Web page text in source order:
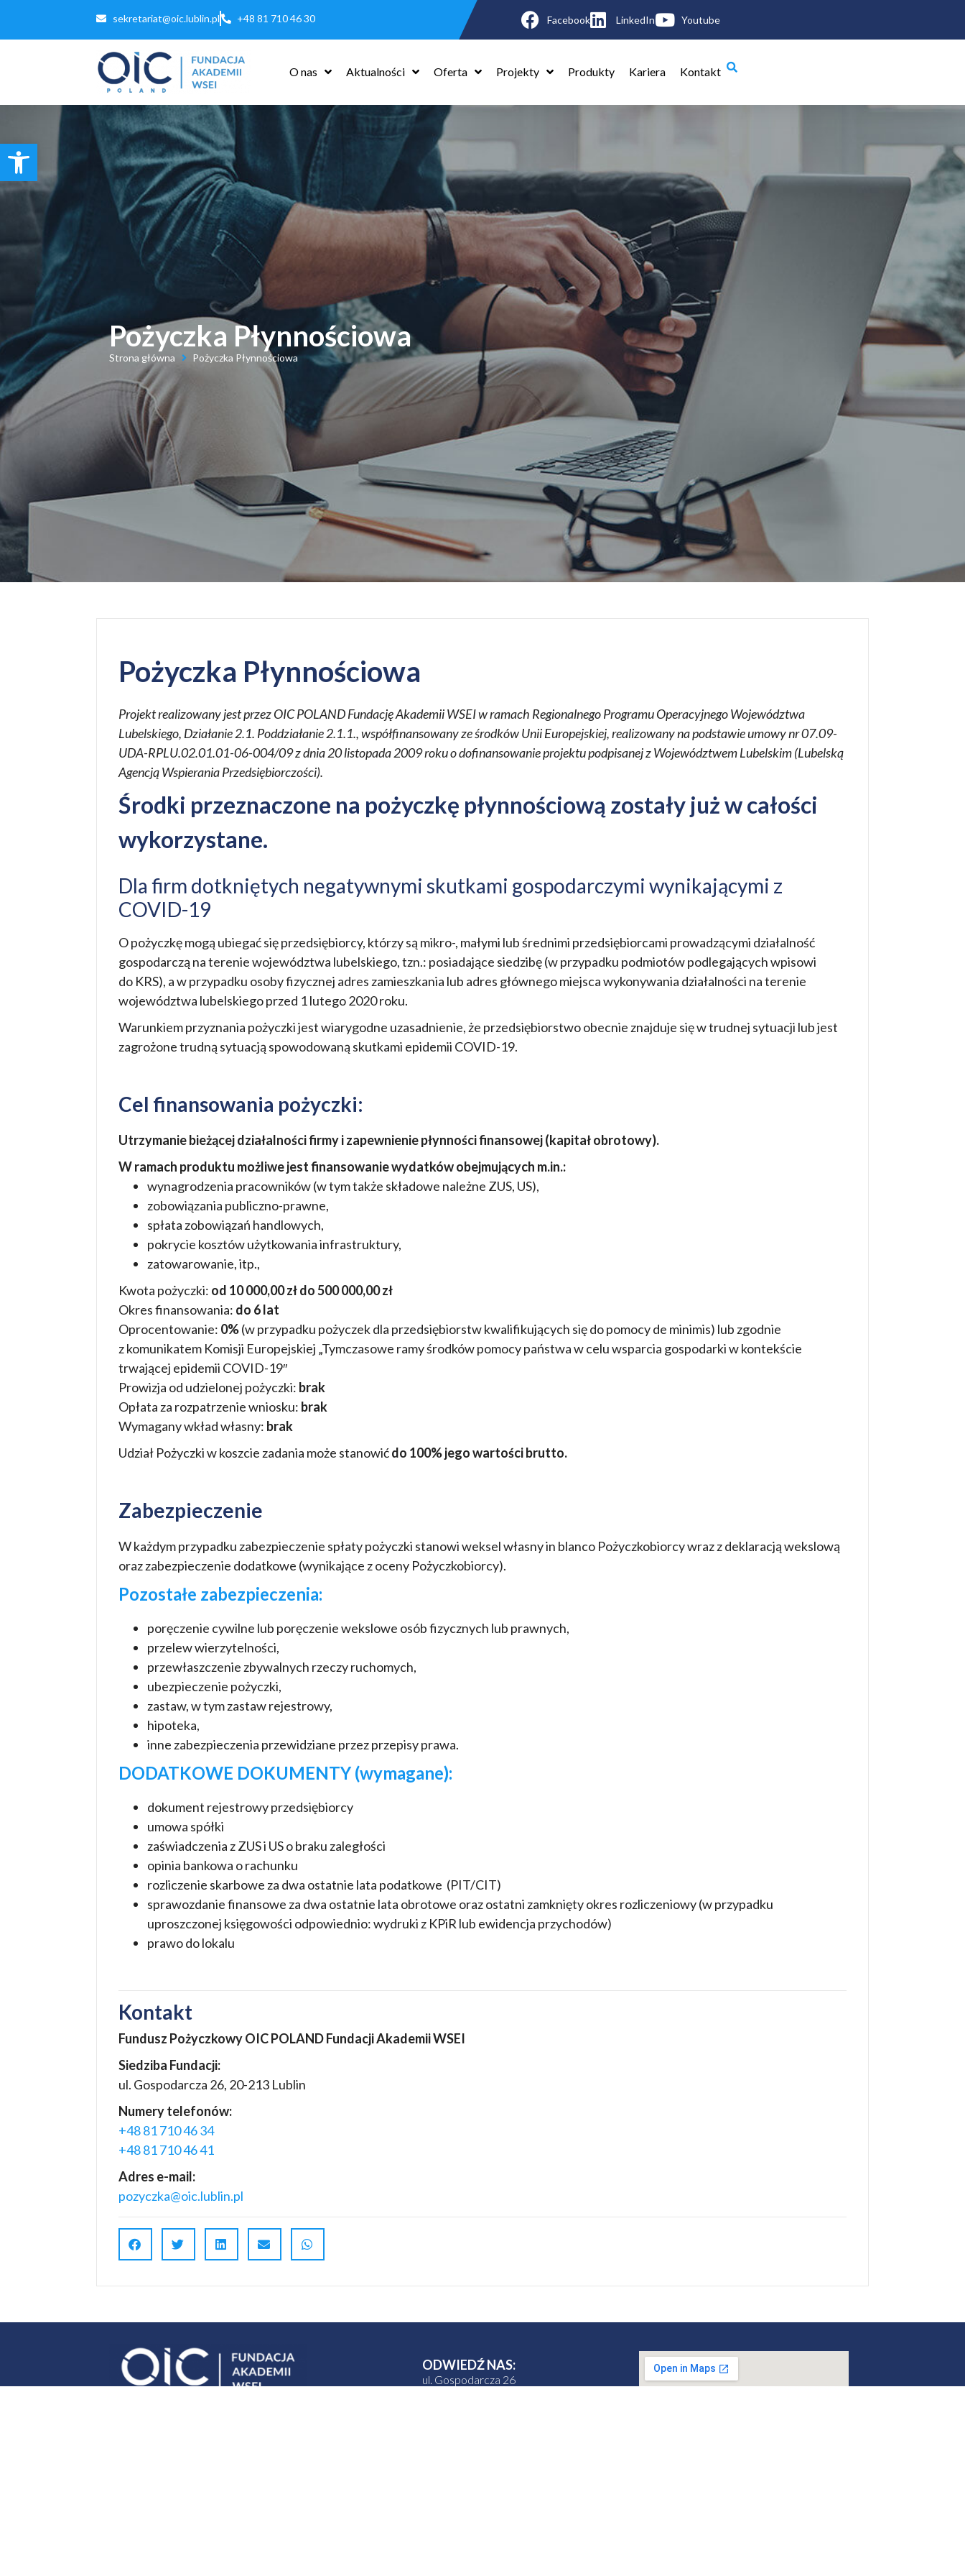
Otwórz
pasek
narzędzi
sekretariat@oic.lublin.pl +48 81 710 46 30 Facebook LinkedIn Youtube
O nas Aktualności Oferta Projekty Produkty Kariera Kontakt
Pożyczka Płynnościowa
Strona główna Pożyczka Płynnościowa
Pożyczka Płynnościowa
Projekt realizowany jest przez OIC POLAND Fundację Akademii WSEI w ramach Regionalnego Programu Operacyjnego Województwa
Lubelskiego, Działanie 2.1. Poddziałanie 2.1.1., współfinansowany ze środków Unii Europejskiej, realizowany na podstawie umowy nr 07.09-
UDA-RPLU.02.01.01-06-004/09 z dnia 20 listopada 2009 roku o dofinansowanie projektu podpisanej z Województwem Lubelskim (Lubelską
Agencją Wspierania Przedsiębiorczości).
Środki przeznaczone na pożyczkę płynnościową zostały już w całości
wykorzystane.
Dla firm dotkniętych negatywnymi skutkami gospodarczymi wynikającymi z
COVID-19
O pożyczkę mogą ubiegać się przedsiębiorcy, którzy są mikro-, małymi lub średnimi przedsiębiorcami prowadzącymi działalność
gospodarczą na terenie województwa lubelskiego, tzn.: posiadające siedzibę (w przypadku podmiotów podlegających wpisowi
do KRS), a w przypadku osoby fizycznej adres zamieszkania lub adres głównego miejsca wykonywania działalności na terenie
województwa lubelskiego przed 1 lutego 2020 roku.
Warunkiem przyznania pożyczki jest wiarygodne uzasadnienie, że przedsiębiorstwo obecnie znajduje się w trudnej sytuacji lub jest
zagrożone trudną sytuacją spowodowaną skutkami epidemii COVID-19.
Cel finansowania pożyczki:
Utrzymanie bieżącej działalności firmy i zapewnienie płynności finansowej (kapitał obrotowy).
W ramach produktu możliwe jest finansowanie wydatków obejmujących m.in.:
wynagrodzenia pracowników (w tym także składowe należne ZUS, US),
zobowiązania publiczno-prawne,
spłata zobowiązań handlowych,
pokrycie kosztów użytkowania infrastruktury,
zatowarowanie, itp.,
Kwota pożyczki: od 10 000,00 zł do 500 000,00 zł
Okres finansowania: do 6 lat
Oprocentowanie: 0%(w przypadku pożyczek dla przedsiębiorstw kwalifikujących się do pomocy de minimis) lub zgodnie
z komunikatem Komisji Europejskiej „Tymczasowe ramy środków pomocy państwa w celu wsparcia gospodarki w kontekście
trwającej epidemii COVID-19″
Prowizja od udzielonej pożyczki: brak
Opłata za rozpatrzenie wniosku: brak
Wymagany wkład własny: brak
Udział Pożyczki w koszcie zadania może stanowićdo 100% jego wartości brutto.
Zabezpieczenie
W każdym przypadku zabezpieczenie spłaty pożyczki stanowi weksel własny in blanco Pożyczkobiorcy wraz z deklaracją wekslową
oraz zabezpieczenie dodatkowe (wynikające z oceny Pożyczkobiorcy).
Pozostałe zabezpieczenia:
poręczenie cywilne lub poręczenie wekslowe osób fizycznych lub prawnych,
przelew wierzytelności,
przewłaszczenie zbywalnych rzeczy ruchomych,
ubezpieczenie pożyczki,
zastaw, w tym zastaw rejestrowy,
hipoteka,
inne zabezpieczenia przewidziane przez przepisy prawa.
DODATKOWE DOKUMENTY (wymagane):
dokument rejestrowy przedsiębiorcy
umowa spółki
zaświadczenia z ZUS i US o braku zaległości
opinia bankowa o rachunku
rozliczenie skarbowe za dwa ostatnie lata podatkowe (PIT/CIT)
sprawozdanie finansowe za dwa ostatnie lata obrotowe oraz ostatni zamknięty okres rozliczeniowy (w przypadku
uproszczonej księgowości odpowiednio: wydruki z KPiR lub ewidencja przychodów)
prawo do lokalu
Kontakt
Fundusz Pożyczkowy OIC POLAND Fundacji Akademii WSEI
Siedziba Fundacji:
ul. Gospodarcza 26, 20-213 Lublin
Numery telefonów:
+48 81 710 46 34
+48 81 710 46 41
Adres e-mail:
pozyczka@oic.lublin.pl
ODWIEDŹ NAS:
ul. Gospodarcza 26